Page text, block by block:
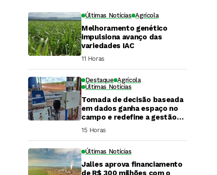
Últimas Notícias Agrícola
Melhoramento genético
impulsiona avanço das
variedades IAC
11 Horas ⁮
Destaque Agrícola
Últimas Notícias
Tomada de decisão baseada
em dados ganha espaço no
campo e redefine a gestão
hídrica das propriedades
rurais
15 Horas ⁮
Últimas Notícias
Jalles aprova financiamento
de R$ 300 milhões com o
DaCana Cast